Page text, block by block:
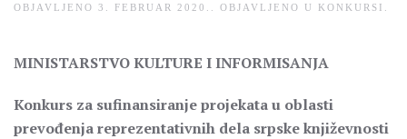
OBJAVLJENO 3. FEBRUAR 2020. . OBJAVLJENO U KONKURSI
MINISTARSTVO KULTURE I INFORMISANJA
Konkurs za sufinansiranje projekata u oblasti
prevođenja reprezentativnih dela srpske književnosti